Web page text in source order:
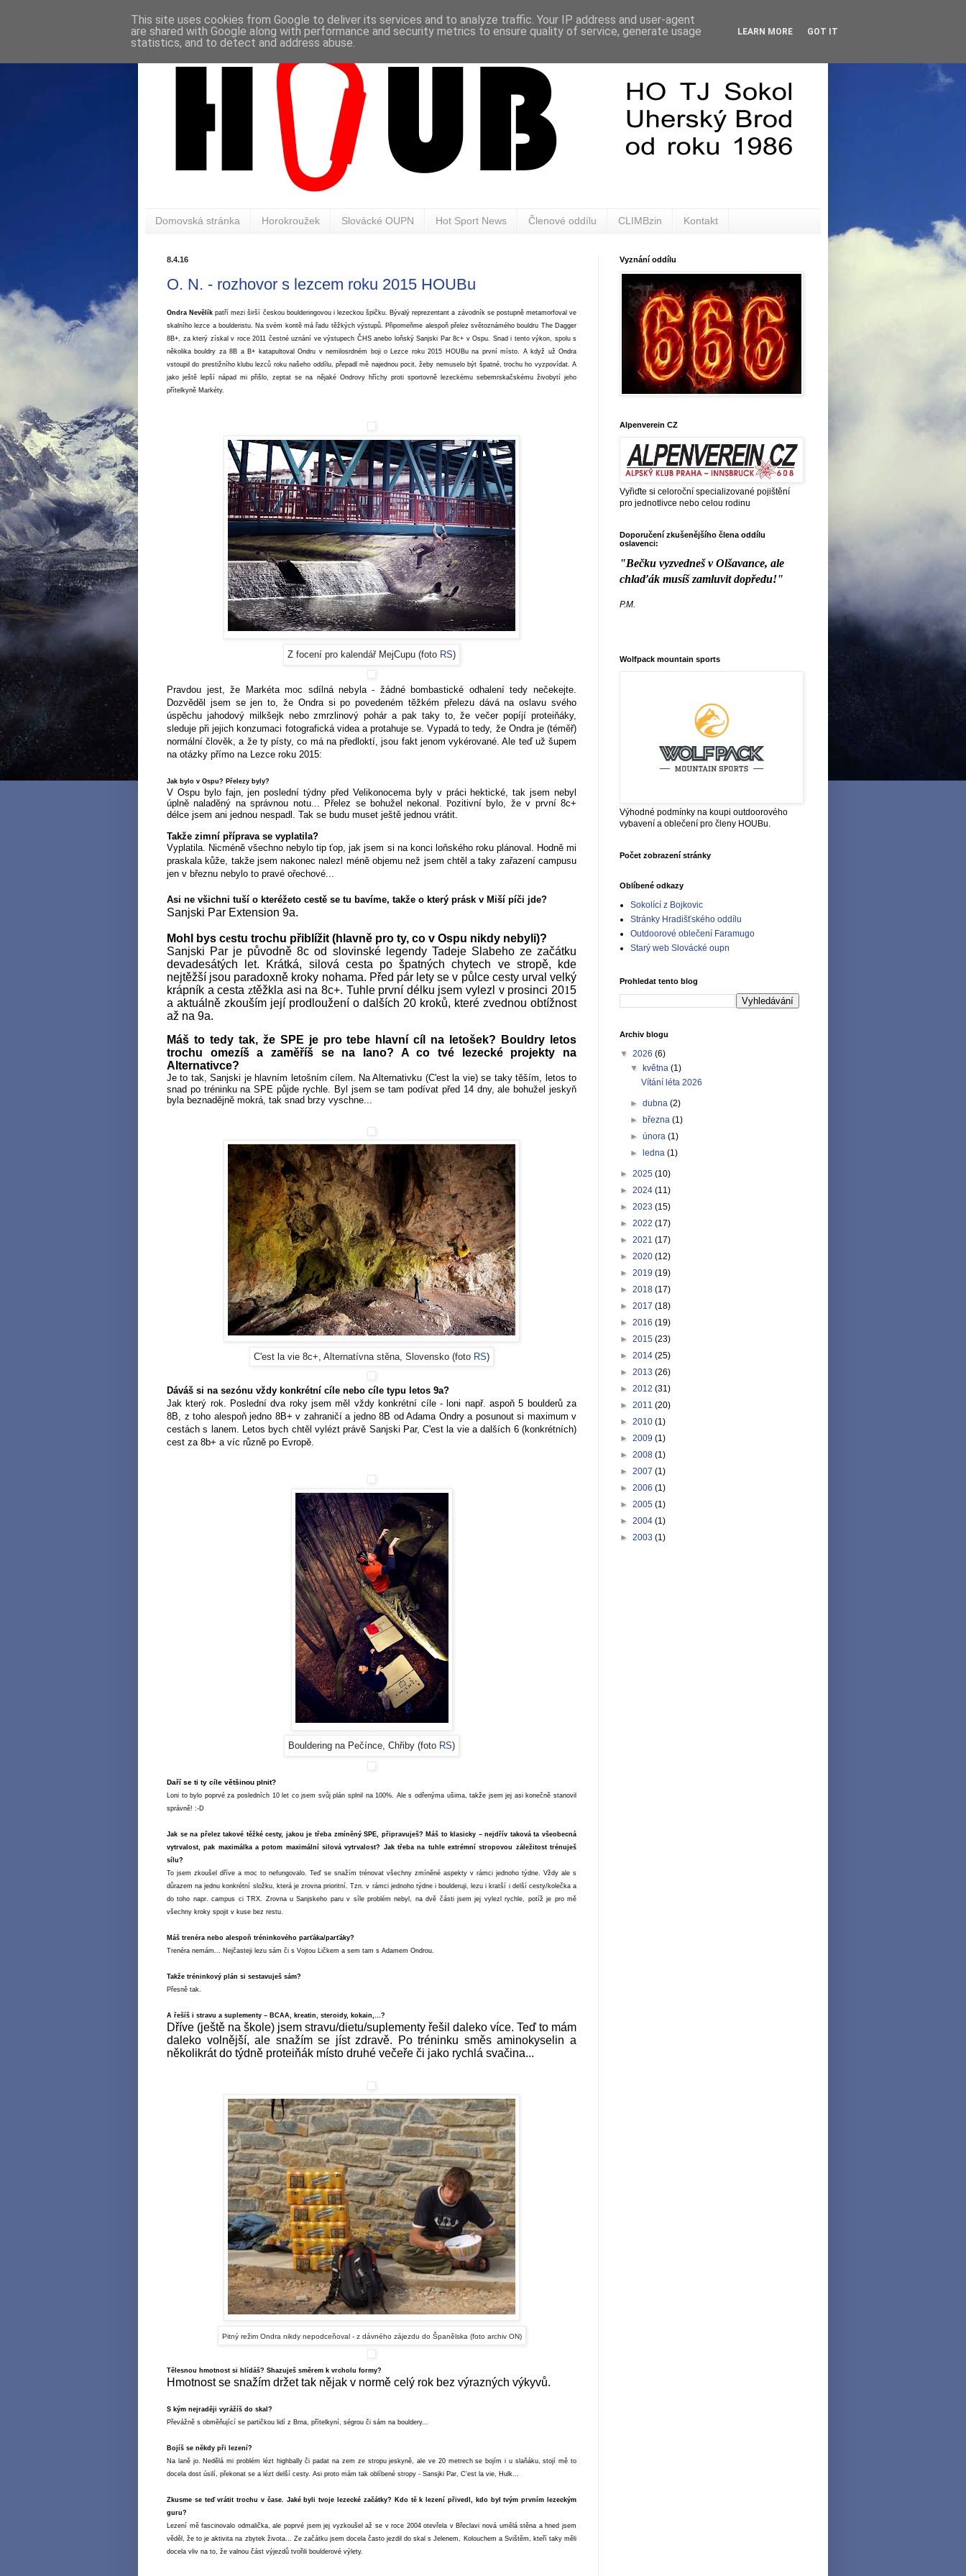
Domovská stránka Horokroužek Slovácké OUPN Hot Sport News Členové oddílu CLIMBzin Kontakt
8.4.16
O. N. - rozhovor s lezcem roku 2015 HOUBu
Ondra Nevělíkpatří mezi širší českou boulderingovou i lezeckou špičku. Bývalý reprezentant a závodník se postupně metamorfoval ve
skalního lezce a boulderistu. Na svém kontě má řadu těžkých výstupů. Připomeňme alespoň přelez světoznámého bouldru The Dagger
8B+, za který získal v roce 2011 čestné uznání ve výstupech ČHS anebo loňský Sanjski Par 8c+ v Ospu. Snad i tento výkon, spolu s
několika bouldry za 8B a B+ katapultoval Ondru v nemilosrdném boji o Lezce roku 2015 HOUBu na první místo. A když už Ondra
vstoupil do prestižního klubu lezců roku našeho oddílu, přepadl mě najednou pocit, žeby nemuselo být špatné, trochu ho vyzpovídat. A
jako ještě lepší nápad mi přišlo, zeptat se na nějaké Ondrovy hříchy proti sportovně lezeckému sebemrskačskému živobytí jeho
přítelkyně Markéty.
Z focení pro kalendář MejCupu (foto RS)
Pravdou jest, že Markéta moc sdílná nebyla - žádné bombastické odhalení tedy nečekejte.
Dozvěděl jsem se jen to, že Ondra si po povedeném těžkém přelezu dává na oslavu svého
úspěchu jahodový milkšejk nebo zmrzlinový pohár a pak taky to, že večer popíjí proteiňáky,
sleduje při jejich konzumaci fotografická videa a protahuje se. Vypadá to tedy, že Ondra je (téměř)
normální člověk, a že ty písty, co má na předloktí, jsou fakt jenom vykérované. Ale teď už šupem
na otázky přímo na Lezce roku 2015:
Jak bylo v Ospu? Přelezy byly?
V Ospu bylo fajn, jen poslední týdny před Velikonocema byly v práci hektické, tak jsem nebyl
úplně naladěný na správnou notu... Přelez se bohužel nekonal
Pozitivní bylo, že v první 8c+
délce jsem ani jednou nespadl. Tak se budu muset ještě jednou vrátit.
Takže zimní příprava se vyplatila?
Vyplatila. Nicméně všechno nebylo tip ťop, jak jsem si na konci loňského roku plánoval. Hodně mi
praskala kůže, takže jsem nakonec nalezl méně objemu než jsem chtěl a taky zařazení campusu
jen v březnu nebylo to pravé ořechové...
Asi ne všichni tuší o kteréžeto cestě se tu bavíme, takže o který prásk v Miší píči jde?
Sanjski Par Extension 9a.
Mohl bys cestu trochu přiblížit (hlavně pro ty, co v Ospu nikdy nebyli)?
Sanjski Par je původně 8c od slovinské legendy Tadeje Slabeho ze začátku
devadesátých let. Krátká, silová cesta po špatných chytech ve stropě, kde
nejtěžší jsou paradoxně kroky nohama. Před pár lety se v půlce cesty urval velký
krápník a cesta ztěžkla asi na 8c+. Tuhle první délku jsem vylezl v prosinci 2015
a aktuálně zkouším její prodloužení o dalších 20 kroků, které zvednou obtížnost
až na 9a.
Máš to tedy tak, že SPE je pro tebe hlavní cíl na letošek? Bouldry letos
trochu omezíš a zaměříš se na lano? A co tvé lezecké projekty na
Alternativce?
Je to tak, Sanjski je hlavním letošním cílem.
Na Alternativku (C'est la vie) se taky těším, letos to
snad po tréninku na SPE půjde rychle. Byl jsem se tam podívat před 14 dny, ale bohužel jeskyň
byla beznadějně mokrá, tak snad brzy vyschne...
C'est la vie 8c+, Alternatívna stěna, Slovensko (foto RS)
Dáváš si na sezónu vždy konkrétní cíle nebo cíle typu letos 9a?
Jak který rok. Poslední dva roky jsem měl vždy konkrétní cíle - loni např. aspoň 5 boulderů za
8B, z toho alespoň jedno 8B+ v zahraničí a jedno 8B od Adama Ondry a posunout si maximum v
cestách s lanem. Letos bych chtěl vylézt právě Sanjski Par, C'est la vie a dalších 6 (konkrétních)
cest za 8b+ a víc různě po Evropě.
Bouldering na Pečínce, Chřiby (foto RS)
Daří se ti ty cíle většinou plnit?
Loni to bylo poprvé za posledních 10 let co jsem svůj plán splnil na 100%. Ale s odřenýma ušima, takže jsem jej asi konečně stanovil
správně! :-D
Jak se na přelez takové těžké cesty, jakou je třeba zmíněný SPE, připravuješ? Máš to klasicky – nejdřív taková ta všeobecná
vytrvalost, pak maximálka a potom maximální silová vytrvalost? Jak třeba na tuhle extrémní stropovou záležitost trénuješ
sílu?
To jsem zkoušel dříve a moc to nefungovalo. Teď se snažím trénovat všechny zmíněné aspekty v rámci jednoho týdne. Vždy ale s
důrazem na jednu konkrétní složku, která je zrovna prioritní. Tzn. v rámci jednoho týdne i boulderuji, lezu i kratší i delší cesty/kolečka a
do toho napr. campus ci TRX. Zrovna u Sanjskeho paru v síle problém nebyl, na dvě části jsem jej vylezl rychle, potíž je pro mě
všechny kroky spojit v kuse bez restu.
Máš trenéra nebo alespoň tréninkového parťáka/parťáky?
Trenéra nemám... Nejčasteji lezu sám či s Vojtou Ličkem a sem tam s Adamem Ondrou.
Takže tréninkový plán si sestavuješ sám?
Přesně tak.
A řešíš i stravu a suplementy – BCAA, kreatin, steroidy, kokain,…?
Dříve (ještě na škole) jsem stravu/dietu/suplementy řešil daleko více. Teď to mám
daleko volnější, ale snažím se jíst zdravě. Po tréninku směs aminokyselin a
několikrát do týdně proteiňák místo druhé večeře či jako rychlá svačina...
Pitný režim Ondra nikdy nepodceňoval - z dávného zájezdu do Španělska (foto archiv ON)
Tělesnou hmotnost si hlídáš? Shazuješ směrem k vrcholu formy?
Hmotnost se snažím držet tak nějak v normě celý rok bez výrazných výkyvů.
S kým nejraději vyrážíš do skal?
Převážně s obměňující se partičkou lidí z Brna, přítelkyní, ségrou či sám na bouldery...
Bojíš se někdy při lezení?
Na laně jo. Nedělá mi problém lézt highbally či padat na zem ze stropu jeskyně, ale ve 20 metrech se bojím i u slaňáku, stojí mě to
docela dost úsilí, překonat se a lézt delší cesty. Asi proto mám tak oblíbené stropy - Sansjki Par, C'est la vie, Hulk...
Zkusme se teď vrátit trochu v čase. Jaké byli tvoje lezecké začátky? Kdo tě k lezení přivedl, kdo byl tvým prvním lezeckým
guru?
Lezení mě fascinovalo odmalička, ale poprvé jsem jej vyzkoušel až se v roce 2004 otevřela v Břeclavi nová umělá stěna a hned jsem
věděl, že to je aktivita na zbytek života... Ze začátku jsem docela často jezdil do skal s Jelenem, Kolouchem a Svištěm, kteří taky měli
docela vliv na to, že valnou část výjezdů tvořili boulderové výlety.
Vyznání oddílu
Alpenverein CZ
Vyřiďte si celoroční specializované pojištění
pro jednotlivce nebo celou rodinu
Doporučení zkušenějšího člena oddílu
oslavenci:
"Bečku vyzvedneš v Olšavance, ale
chlaďák musíš zamluvit dopředu!"
P.M.
Wolfpack mountain sports
Výhodné podmínky na koupi outdoorového
vybavení a oblečení pro členy HOUBu.
Počet zobrazení stránky
Oblíbené odkazy
Sokolící z Bojkovic
Stránky Hradišťského oddílu
Outdoorové oblečení Faramugo
Starý web Slovácké oupn
Prohledat tento blog
Archiv blogu
▼ 2026 (6)
▼května(1)
Vítání léta 2026
►dubna(2)
►března(1)
►února(1)
►ledna(1)
► 2025 (10)
► 2024 (11)
► 2023 (15)
► 2022 (17)
► 2021 (17)
► 2020 (12)
► 2019 (19)
► 2018 (17)
► 2017 (18)
► 2016 (19)
► 2015 (23)
► 2014 (25)
► 2013 (26)
► 2012 (31)
► 2011 (20)
► 2010 (1)
► 2009 (1)
► 2008 (1)
► 2007 (1)
► 2006 (1)
► 2005 (1)
► 2004 (1)
► 2003 (1)
This site uses cookies from Google to deliver its services and to analyze traffic. Your IP address and user-agent
are shared with Google along with performance and security metrics to ensure quality of service, generate usage
statistics, and to detect and address abuse.
LEARN MORE GOT IT